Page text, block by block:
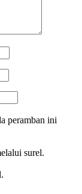
peramban ini
surel.